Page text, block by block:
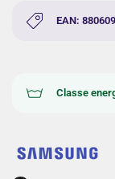
EAN:
Classe